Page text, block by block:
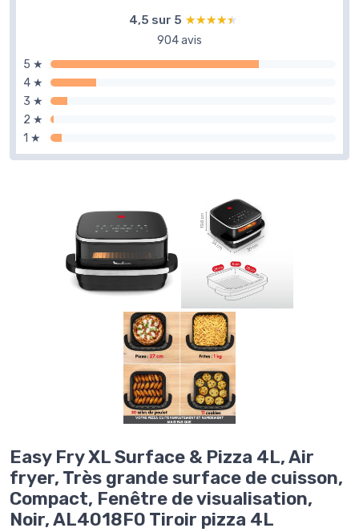
4,5 sur 5 ★★★★★
★★★★★
904 avis
5 ★
4 ★
3 ★
2 ★
1 ★
Easy Fry XL Surface & Pizza 4L, Air
fryer, Très grande surface de cuisson,
Compact, Fenêtre de visualisation,
Noir, AL4018F0 Tiroir pizza 4L